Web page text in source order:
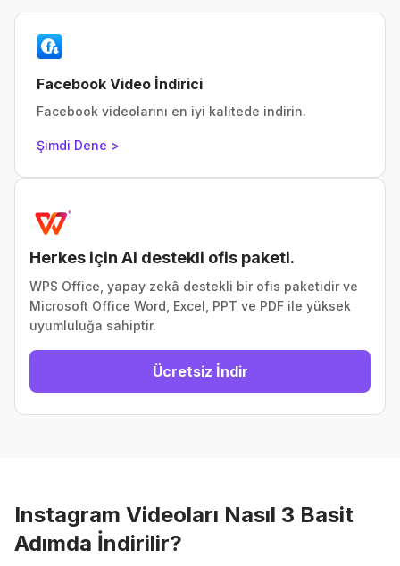
Facebook Video İndirici
Facebook videolarını en iyi kalitede indirin.
Şimdi Dene >
Herkes için AI destekli ofis paketi.
WPS Office, yapay zekâ destekli bir ofis paketidir ve
Microsoft Office Word, Excel, PPT ve PDF ile yüksek
uyumluluğa sahiptir.
Ücretsiz İndir
Instagram Videoları Nasıl 3 Basit
Adımda İndirilir?